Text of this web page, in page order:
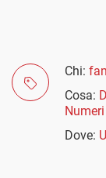
Chi:
Cosa:
Dove: